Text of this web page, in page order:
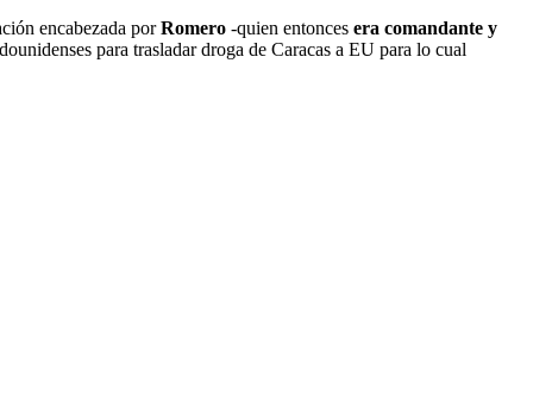
encabezada porRomero -quien entonces era comandante y
para trasladar droga de Caracas a EU para lo cual